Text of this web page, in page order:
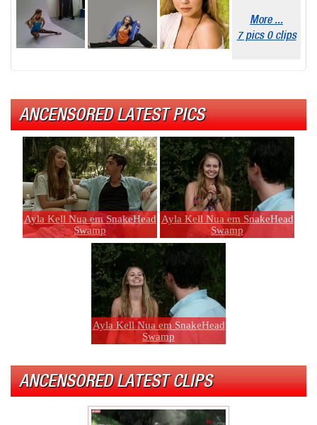
More ...
7 pics 0 clips
ANCENSORED LATEST PICS
Ayla Kell Nua em SnakeHead
Swamp
Ayla Kell Nua em SnakeHead
Swamp
Ayla Kell Nua em SnakeHead
Swamp
ANCENSORED LATEST CLIPS